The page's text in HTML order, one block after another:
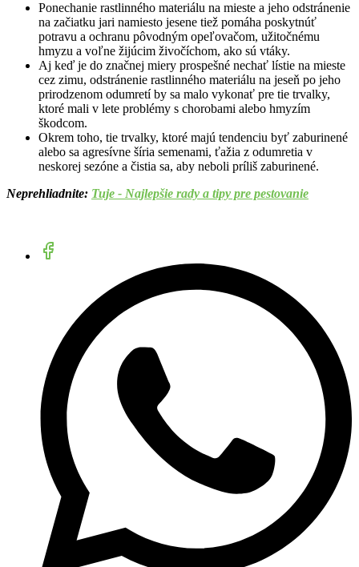
Ponechanie rastlinného materiálu na mieste a jeho odstránenie
na začiatku jari namiesto jesene tiež pomáha poskytnúť
potravu a ochranu pôvodným opeľovačom, užitočnému
hmyzu a voľne žijúcim živočíchom, ako sú vtáky.
Aj keď je do značnej miery prospešné nechať lístie na mieste
cez zimu, odstránenie rastlinného materiálu na jeseň po jeho
prirodzenom odumretí by sa malo vykonať pre tie trvalky,
ktoré mali v lete problémy s chorobami alebo hmyzím
škodcom.
Okrem toho, tie trvalky, ktoré majú tendenciu byť zaburinené
alebo sa agresívne šíria semenami, ťažia z odumretia v
neskorej sezóne a čistia sa, aby neboli príliš zaburinené.
Neprehliadnite: Tuje - Najlepšie rady a tipy pre pestovanie